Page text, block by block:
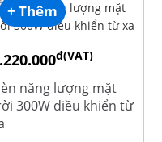
+ Thêm
đ(VAT)
năng lượng mặt
300W điều khiển từ